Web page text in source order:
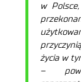
w
życia w
–